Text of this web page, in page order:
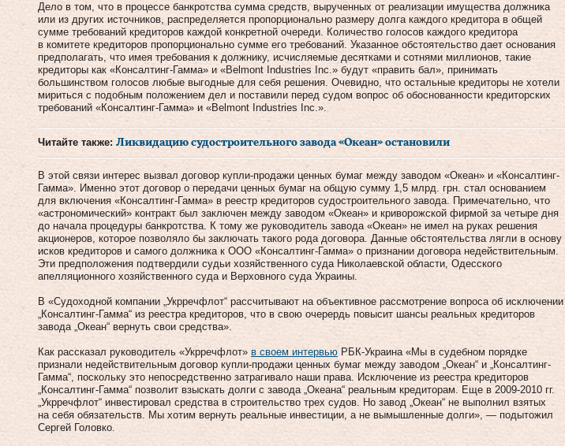
Дело в том, что в процессе банкротства сумма средств, вырученных от реализации имущества должника
или из других источников, распределяется пропорционально размеру долга каждого кредитора в общей
сумме требований кредиторов каждой конкретной очереди. Количество голосов каждого кредитора
в комитете кредиторов пропорционально сумме его требований. Указанное обстоятельство дает основания
предполагать, что имея требования к должнику, исчисляемые десятками и сотнями миллионов, такие
кредиторы как «Консалтинг-Гамма» и «Belmont Industries Inc.» будут «править бал», принимать
большинством голосов любые выгодные для себя решения. Очевидно, что остальные кредиторы не хотели
мириться с подобным положением дел и поставили перед судом вопрос об обоснованности кредиторских
требований «Консалтинг-Гамма» и «Belmont Industries Inc.».
Читайте также: Ликвидацию судо­строи­тельного завода «Океан» остановили
В этой связи интерес вызвал договор купли-продажи ценных бумаг между заводом «Океан» и «Консалтинг-
Гамма». Именно этот договор о передачи ценных бумаг на общую сумму 1,5 млрд. грн. стал основанием
для включения «Консалтинг-Гамма» в реестр кредиторов судостроительного завода. Примечательно, что
«астрономический» контракт был заключен между заводом «Океан» и криворожской фирмой за четыре дня
до начала процедуры банкротства. К тому же руководитель завода «Океан» не имел на руках решения
акционеров, которое позволяло бы заключать такого рода договора. Данные обстоятельства лягли в основу
исков кредиторов и самого должника к ООО «Консалтинг-Гамма» о признании договора недействительным.
Эти предположения подтвердили судьи хозяйственного суда Николаевской области, Одесского
апелляционного хозяйственного суда и Верховного суда Украины.
В «Судоходной компании „Укрречфлот“ рассчитывают на объективное рассмотрение вопроса об исключении
„Консалтинг-Гамма“ из реестра кредиторов, что в свою очерердь повысит шансы реальных кредиторов
завода „Океан“ вернуть свои средства».
Как рассказал руководитель «Укрречфлот» в своем интервью РБК-Украина «Мы в судебном порядке
признали недействительным договор купли-продажи ценных бумаг между заводом „Океан“ и „Консалтинг-
Гамма“, поскольку это непосредственно затрагивало наши права. Исключение из реестра кредиторов
„Консалтинг-Гамма“ позволит взыскать долги с завода „Океана“ реальным кредиторам. Еще в 2009-2010 гг.
„Укрречфлот“ инвестировал средства в строительство трех судов. Но завод „Океан“ не выполнил взятых
на себя обязательств. Мы хотим вернуть реальные инвестиции, а не вымышленные долги», — подытожил
Сергей Головко.